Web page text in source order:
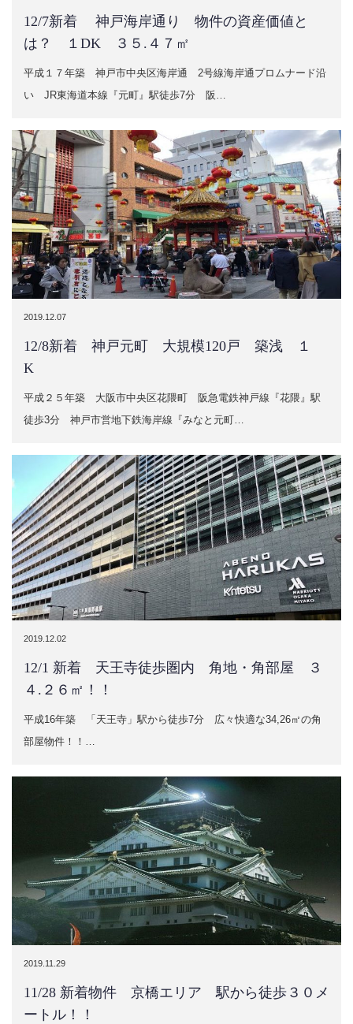
12/7新着 神戸海岸通り 物件の資産価値と
は？ １DK ３５.４７㎡
平成１７年築 神戸市中央区海岸通 2号線海岸通プロムナード沿
い JR東海道本線『元町』駅徒歩7分 阪…
2019.12.07
12/8新着 神戸元町 大規模120戸 築浅 １
K
平成２５年築 大阪市中央区花隈町 阪急電鉄神戸線『花隈』駅
徒歩3分 神戸市営地下鉄海岸線『みなと元町…
2019.12.02
12/1 新着 天王寺徒歩圏内 角地・角部屋 ３
４.２６㎡！！
平成16年築 「天王寺」駅から徒歩7分 広々快適な34,26㎡の角
部屋物件！！…
2019.11.29
11/28 新着物件 京橋エリア 駅から徒歩３０メ
ートル！！